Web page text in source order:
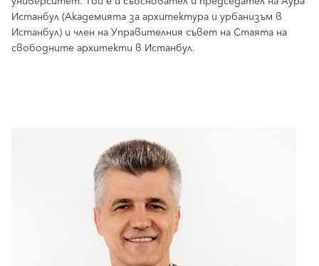
Истанбул (Академията за архитектура и урбанизъм в
Истанбул) и член на Управителния съвет на Стаята на
свободните архитекти в Истанбул.